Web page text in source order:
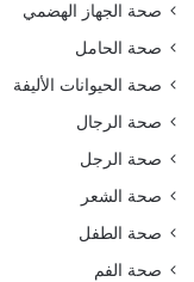
صحة الجهاز الهضمي
صحة الحامل
صحة الحيوانات الأليفة
صحة الرجال
صحة الرجل
صحة الشعر
صحة الطفل
صحة الفم